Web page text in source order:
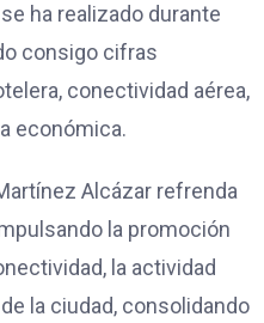
ha realizado durante
consigo cifras
conectividad aérea,
económica.
Alcázar refrenda
la promoción
la actividad
la ciudad, consolidando